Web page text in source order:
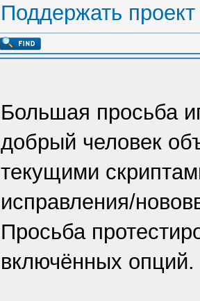
Поддержать проект
Большая просьба
добрый человек
текущими
исправления/
Просьба
включённых опций.